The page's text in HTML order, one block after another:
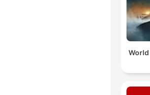
World